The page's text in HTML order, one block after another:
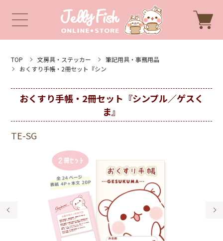
TOP 文房具・ステッカー
筆記用具・事務用品
おくすり手帳・2冊セット『シン
おくすり手帳・2冊セット『シンプル／ゲスく
ま』
TE-SG